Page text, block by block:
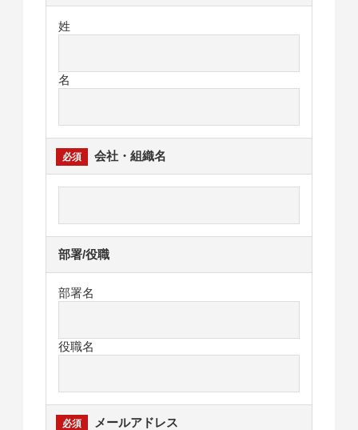
姓
名
会社・組織名
部署/役職
部署名
役職名
メールアドレス